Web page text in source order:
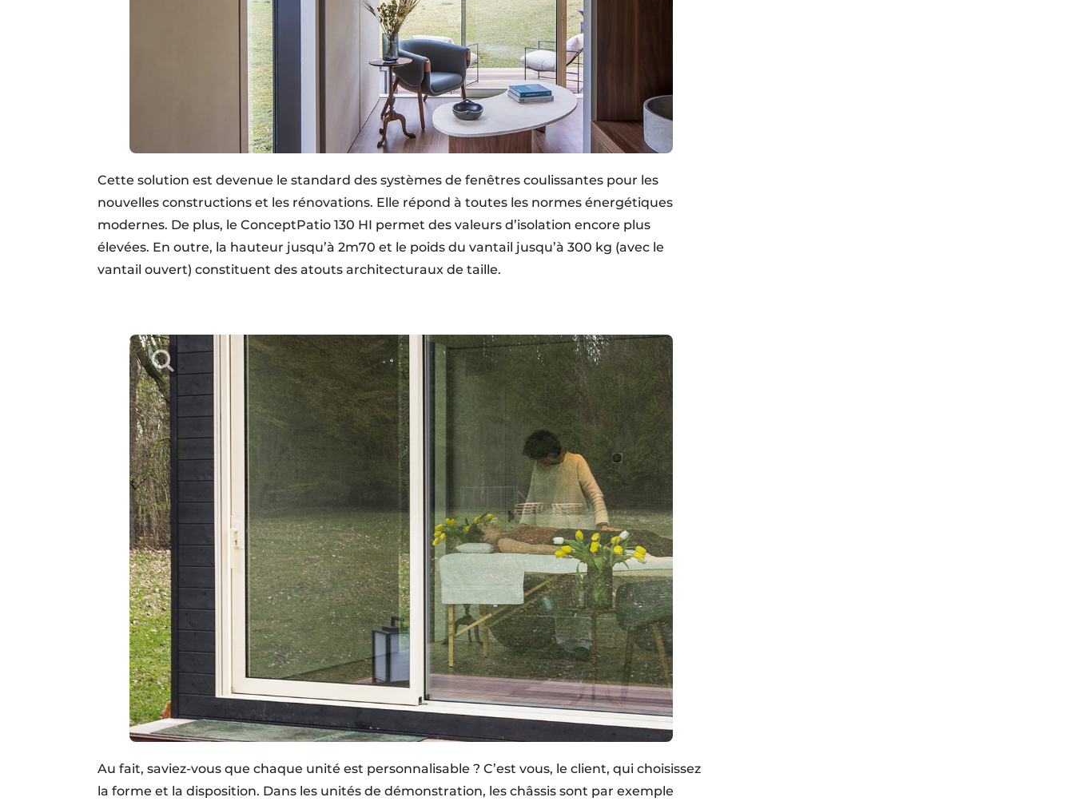
Cette solution est devenue le standard des systèmes de fenêtres coulissantes pour les
nouvelles constructions et les rénovations. Elle répond à toutes les normes énergétiques
modernes. De plus, le ConceptPatio 130 HI permet des valeurs d’isolation encore plus
élevées. En outre, la hauteur jusqu’à 2m70 et le poids du vantail jusqu’à 300 kg (avec le
vantail ouvert) constituent des atouts architecturaux de taille.
Au fait, saviez-vous que chaque unité est personnalisable ? C’est vous, le client, qui choisissez
la forme et la disposition. Dans les unités de démonstration, les châssis sont par exemple